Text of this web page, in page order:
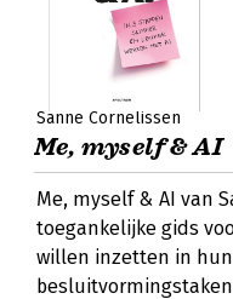
Sanne Cornelissen
Me, myself & AI
Me, myself & AI van
toegankelijke gids
willen inzetten in